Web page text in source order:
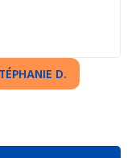
D.